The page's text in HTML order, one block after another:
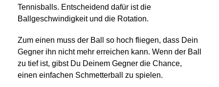
Tennisballs. Entscheidend dafür ist die
Ballgeschwindigkeit und die Rotation.
Zum einen muss der Ball so hoch fliegen, dass Dein
Gegner ihn nicht mehr erreichen kann. Wenn der Ball
zu tief ist, gibst Du Deinem Gegner die Chance,
einen einfachen Schmetterball zu spielen.